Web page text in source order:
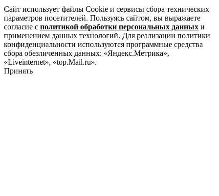
Сайт использует файлы Cookie и сервисы сбора технических
параметров посетителей. Пользуясь сайтом, вы выражаете
согласие с политикой обработки персональных данных и
применением данных технологий. Для реализации политики
конфиденциальности используются программные средства
сбора обезличенных данных: «Яндекс.Метрика»,
«Liveinternet», «top.Mail.ru».
Принять